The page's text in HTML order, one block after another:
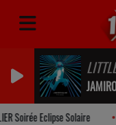
Soirée Eclipse Solaire